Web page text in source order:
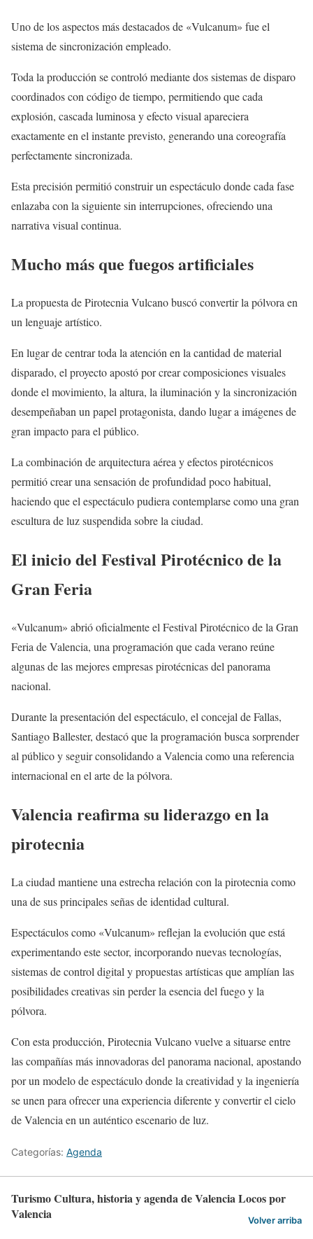
Uno de los aspectos más destacados de «Vulcanum» fue el
sistema de sincronización empleado.
Toda la producción se controló mediante dos sistemas de disparo
coordinados con código de tiempo, permitiendo que cada
explosión, cascada luminosa y efecto visual apareciera
exactamente en el instante previsto, generando una coreografía
perfectamente sincronizada.
Esta precisión permitió construir un espectáculo donde cada fase
enlazaba con la siguiente sin interrupciones, ofreciendo una
narrativa visual continua.
Mucho más que fuegos artificiales
La propuesta de Pirotecnia Vulcano buscó convertir la pólvora en
un lenguaje artístico.
En lugar de centrar toda la atención en la cantidad de material
disparado, el proyecto apostó por crear composiciones visuales
donde el movimiento, la altura, la iluminación y la sincronización
desempeñaban un papel protagonista, dando lugar a imágenes de
gran impacto para el público.
La combinación de arquitectura aérea y efectos pirotécnicos
permitió crear una sensación de profundidad poco habitual,
haciendo que el espectáculo pudiera contemplarse como una gran
escultura de luz suspendida sobre la ciudad.
El inicio del Festival Pirotécnico de la
Gran Feria
«Vulcanum» abrió oficialmente el Festival Pirotécnico de la Gran
Feria de Valencia, una programación que cada verano reúne
algunas de las mejores empresas pirotécnicas del panorama
nacional.
Durante la presentación del espectáculo, el concejal de Fallas,
Santiago Ballester, destacó que la programación busca sorprender
al público y seguir consolidando a Valencia como una referencia
internacional en el arte de la pólvora.
Valencia reafirma su liderazgo en la
pirotecnia
La ciudad mantiene una estrecha relación con la pirotecnia como
una de sus principales señas de identidad cultural.
Espectáculos como «Vulcanum» reflejan la evolución que está
experimentando este sector, incorporando nuevas tecnologías,
sistemas de control digital y propuestas artísticas que amplían las
posibilidades creativas sin perder la esencia del fuego y la
pólvora.
Con esta producción, Pirotecnia Vulcano vuelve a situarse entre
las compañías más innovadoras del panorama nacional, apostando
por un modelo de espectáculo donde la creatividad y la ingeniería
se unen para ofrecer una experiencia diferente y convertir el cielo
de Valencia en un auténtico escenario de luz.
Categorías: Agenda
Turismo Cultura, historia y agenda de Valencia Locos por
Valencia
Volver arriba